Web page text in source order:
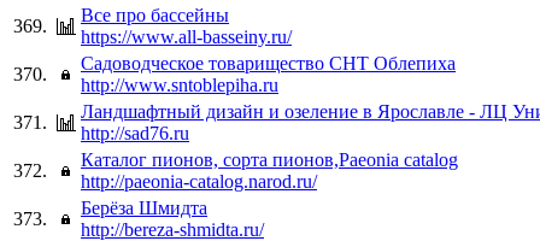
369.
Все про бассейны
https://www.all-basseiny.ru/
370.
Садоводческое товарищество СНТ Облепиха
http://www.sntoblepiha.ru
371.
Ландшафтный дизайн и озеление в Ярославле - ЛЦ
http://sad76.ru
372.
Каталог пионов, сорта пионов,Paeonia catalog
http://paeonia-catalog.narod.ru/
373.
Берёза Шмидта
http://bereza-shmidta.ru/